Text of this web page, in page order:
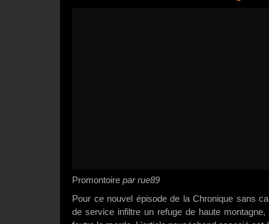
Promontoire par rue89
Pour ce nouvel épisode de la Chronique sans
de service infiltre un refuge de haute montagne,